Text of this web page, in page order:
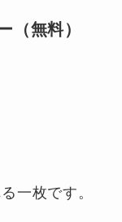
（無料）
一枚です。